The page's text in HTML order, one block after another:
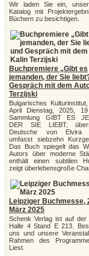
Wir laden Sie ein,
Katalog mit
Büchern zu besichtigen.
Buchpremiere „Gibt es
jemanden, der Sie
Gespräch mit dem
Terzijski
Bulgarisches
April Dienstag, 2025,
Sammlung GIBT ES
DER SIE LIEBT,
Deutsche von Elvira
umfasst siebzehn
Das Buch spiegelt das
Autors über moderne
enthält einen subtilen
zeigt überlebensgroße
Leipziger Buchmesse,
März 2025
Schenk Verlag ist auf der
Halle 4 Stand E 213.
uns und unsere
Rahmen des
Liest.